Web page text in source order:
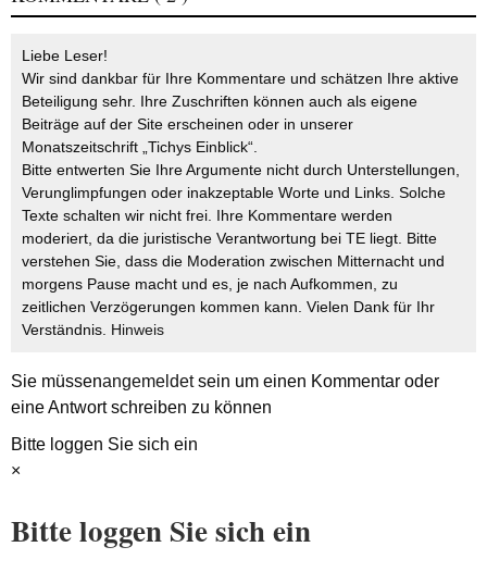
Liebe Leser!
Wir sind dankbar für Ihre Kommentare und schätzen Ihre aktive
Beteiligung sehr. Ihre Zuschriften können auch als eigene
Beiträge auf der Site erscheinen oder in unserer
Monatszeitschrift „Tichys Einblick“.
Bitte entwerten Sie Ihre Argumente nicht durch Unterstellungen,
Verunglimpfungen oder inakzeptable Worte und Links. Solche
Texte schalten wir nicht frei. Ihre Kommentare werden
moderiert, da die juristische Verantwortung bei TE liegt. Bitte
verstehen Sie, dass die Moderation zwischen Mitternacht und
morgens Pause macht und es, je nach Aufkommen, zu
zeitlichen Verzögerungen kommen kann. Vielen Dank für Ihr
Verständnis. Hinweis
Sie müssenangemeldetsein um einen Kommentar oder
eine Antwort schreiben zu können
Bitte loggen Sie sich ein
×
Bitte loggen Sie sich ein